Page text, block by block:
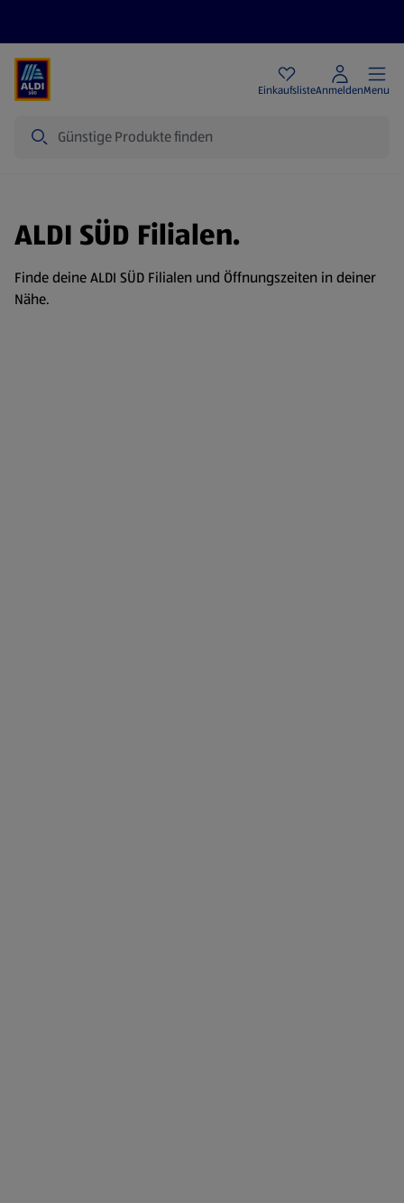
EinkaufslisteAnmeldenMenu
ALDI SÜD Filialen.
Finde deine ALDI SÜD Filialen und Öffnungszeiten in deiner
Nähe.